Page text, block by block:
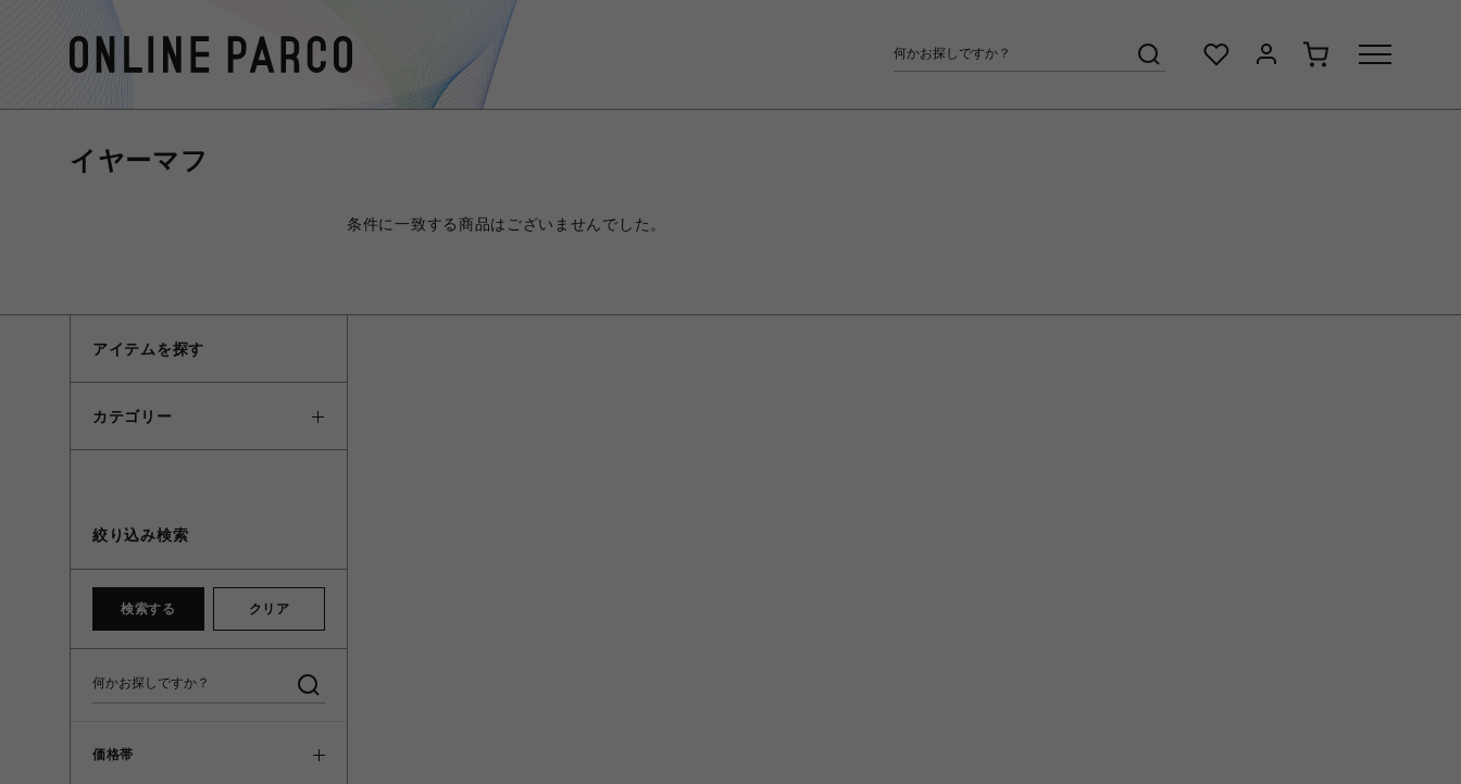
イヤーマフ
アイテムを探す
カテゴリー
絞り込み検索
検索する クリア
価格帯
条件に一致する商品はございませんでした。